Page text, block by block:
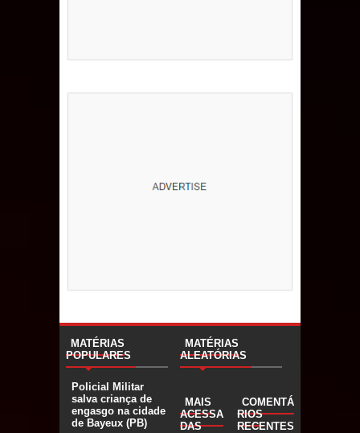
MATÉRIAS
POPULARES
Policial Militar
salva criança de
engasgo na cidade
de Bayeux (PB)
MATÉRIAS
ALEATÓRIAS
MAIS
ACESSA
DAS
COMENTÁ
RIOS
RECENTES